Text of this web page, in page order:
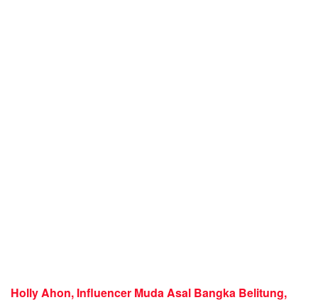
Holly Ahon, Influencer Muda Asal Bangka Belitung,